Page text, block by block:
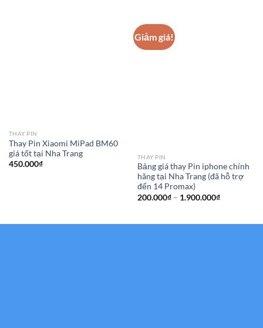
THAY PIN
Thay Pin Xiaomi MiPad BM60
giá tốt tại Nha Trang
450.000₫
Giảm giá!
THAY PIN
Bảng giá thay Pin iphone chính
hãng tại Nha Trang (đã hỗ trợ
đến 14 Promax)
200.000₫ – 1.900.000₫Khoảng